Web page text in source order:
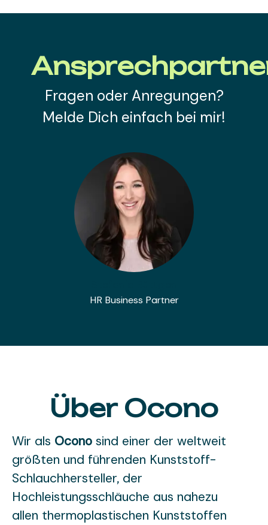
Fragen oder Anregungen?
Melde Dich einfach bei mir!
HR Business Partner
Über Ocono
Wir als Ocono sind einer der weltweit
größten und führenden Kunststoff-
Schlauchhersteller, der
Hochleistungsschläuche aus nahezu
allen thermoplastischen Kunststoffen